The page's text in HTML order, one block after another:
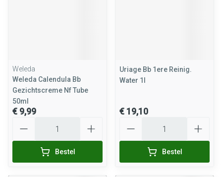
Weleda
Weleda Calendula Bb
Gezichtscreme Nf Tube
50ml
€ 9,99
Bestel
Uriage Bb 1ere Reinig.
Water 1l
€ 19,10
Bestel